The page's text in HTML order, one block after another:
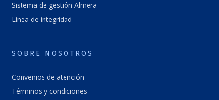
Sistema de gestión Almera
Línea de integridad
SOBRE NOSOTROS
Convenios de atención
Términos y condiciones